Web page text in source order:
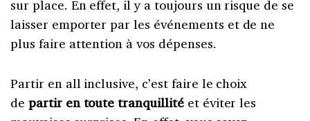
sur place. En effet, il y a toujours un risque de se
laisser emporter par les événements et de ne
plus faire attention à vos dépenses.
Partir en all inclusive, c’est faire le choix
de partir en toute tranquillitéet éviter les